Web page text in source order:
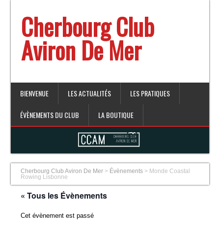
Cherbourg Club
Aviron De Mer
BIENVENUE LES ACTUALITÉS LES PRATIQUES
ÉVÈNEMENTS DU CLUB LA BOUTIQUE
Cherbourg Club Aviron De Mer > Évènements > Monde Coastal
Rowing Lisbonne
« Tous les Évènements
Cet évènement est passé